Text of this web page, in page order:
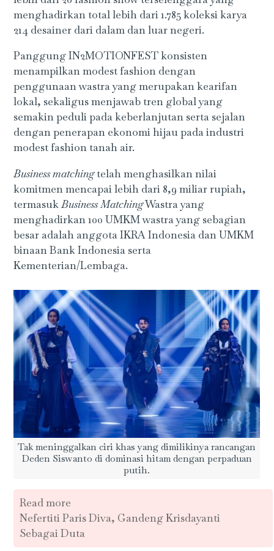
menghadirkan total lebih dari 1.785 koleksi karya
214 desainer dari dalam dan luar negeri.
Panggung IN2MOTIONFEST konsisten
menampilkan modest fashion dengan
penggunaan wastra yang merupakan kearifan
lokal, sekaligus menjawab tren global yang
semakin peduli pada keberlanjutan serta sejalan
dengan penerapan ekonomi hijau pada industri
modest fashion tanah air.
Business matchingtelah menghasilkan nilai
komitmen mencapai lebih dari 8,9 miliar rupiah,
termasukBusiness MatchingWastra yang
menghadirkan 100 UMKM wastra yang sebagian
besar adalah anggota IKRA Indonesia dan UMKM
binaan Bank Indonesia serta
Kementerian/Lembaga.
Tak meninggalkan ciri khas yang dimilikinya rancangan
Deden Siswanto di dominasi hitam dengan perpaduan
putih.
Read more
Nefertiti Paris Diva, Gandeng Krisdayanti
Sebagai Duta